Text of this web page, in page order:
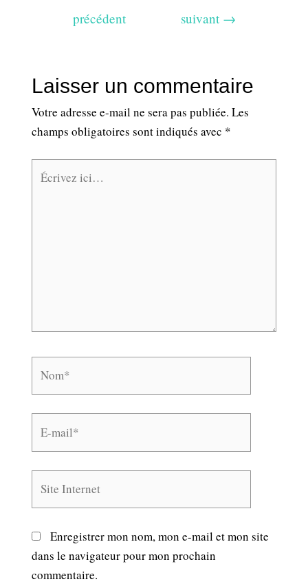
précédent
suivant →
Laisser un commentaire
Votre adresse e-mail ne sera pas publiée. Les
champs obligatoires sont indiqués avec *
Écrivez
ici…
mail*
Internet
Enregistrer mon nom, mon e-mail et mon site
dans le navigateur pour mon prochain
commentaire.